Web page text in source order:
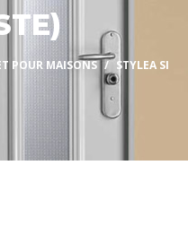
POUR MAISONS STYLEA SI